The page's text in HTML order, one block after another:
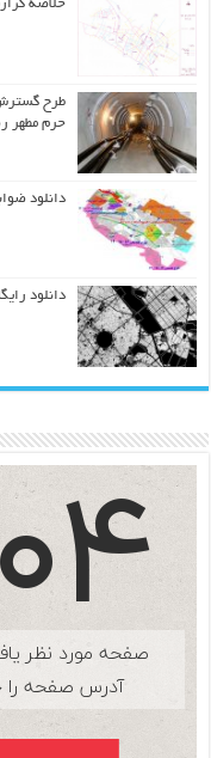
خلاصه
طرح
حرم مطهر
دانلود
دانلود